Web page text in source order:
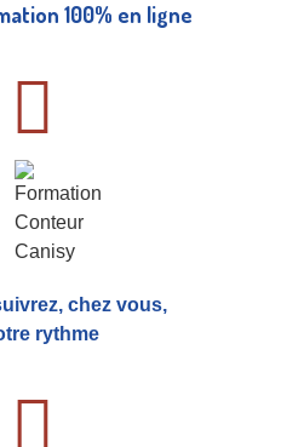
100% en ligne
chez vous,
rythme